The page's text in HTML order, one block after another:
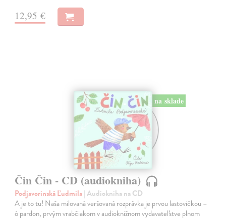
12,95 €
na sklade
Čin Čin - CD (audiokniha)
Podjavorinská Ľudmila| Audiokniha na CD
A je to tu! Naša milovaná veršovaná rozprávka je prvou lastovičkou –
ó pardon, prvým vrabčiakom v audioknižnom vydavateľstve plnom